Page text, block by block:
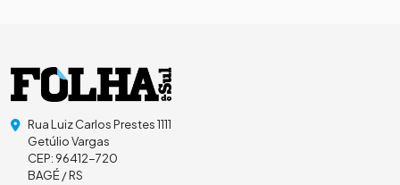
Rua Luiz Carlos Prestes 1111
Getúlio Vargas
CEP: 96412-720
BAGÉ / RS